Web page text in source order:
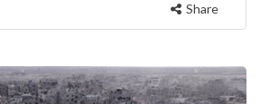
Share